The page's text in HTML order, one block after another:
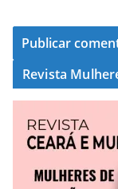
Revista